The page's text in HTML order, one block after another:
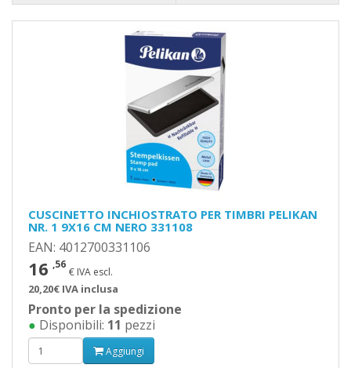
CUSCINETTO INCHIOSTRATO PER TIMBRI PELIKAN
NR. 1 9X16 CM NERO 331108
EAN: 4012700331106
16 ,56
€ IVA escl.
20,20€ IVA inclusa
Pronto per la spedizione
● Disponibili: 11 pezzi
Aggiungi